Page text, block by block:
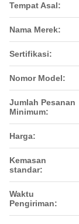
Tempat Asal:
Nama Merek:
Sertifikasi:
Nomor Model:
Jumlah Pesanan
Minimum:
Harga:
Kemasan
standar:
Waktu
Pengiriman: